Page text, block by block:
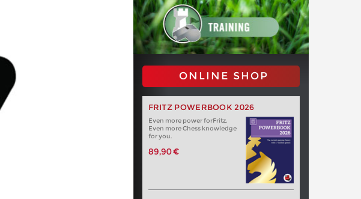
ONLINE SHOP
FRITZ POWERBOOK 2026
Even more power forFritz.
Even more Chess knowledge
for you.
89,90 €